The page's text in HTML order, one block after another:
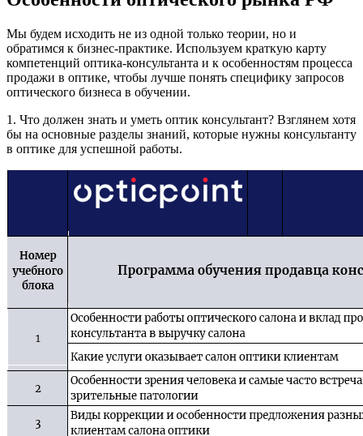
Мы будем исходить не из одной только теории, но и
обратимся к бизнес-практике. Используем краткую карту
компетенций оптика-консультанта и к особенностям процесса
продажи в оптике, чтобы лучше понять специфику запросов
оптического бизнеса в обучении.
1. Что должен знать и уметь оптик консультант? Взглянем хотя
бы на основные разделы знаний, которые нужны консультанту
в оптике для успешной работы.